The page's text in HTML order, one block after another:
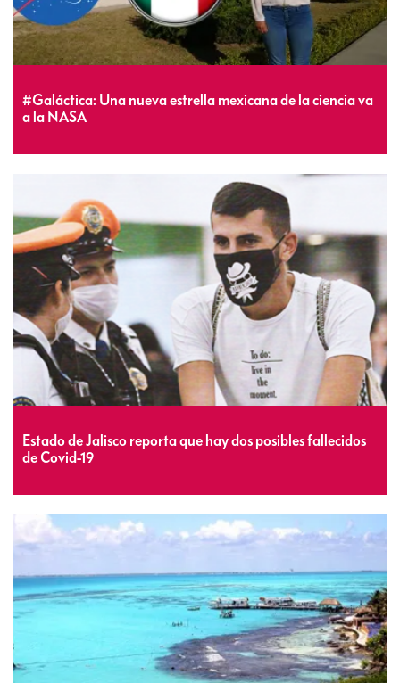
#Galáctica: Una nueva estrella mexicana de la ciencia va
a la NASA
Estado de Jalisco reporta que hay dos posibles fallecidos
de Covid-19